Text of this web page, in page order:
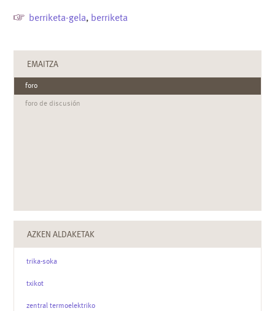
berriketa-gela, berriketa
EMAITZA
foro
foro de discusión
AZKEN ALDAKETAK
trika-soka
txikot
zentral termoelektriko